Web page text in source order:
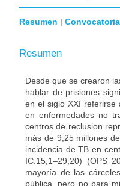
Resumen | Convocatoria
Resumen
Desde que se crearon
hablar de prisiones
en el siglo XXI referirse
en enfermedades no
centros de reclusion
más de 9,25 millones
incidencia de TB en
IC:15,1–29,20) (OPS
mayoría de las
pública, pero no para